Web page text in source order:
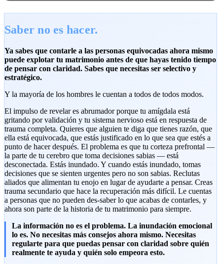
Saber no es hacer.
Ya sabes que contarle a las personas equivocadas ahora mismo
puede explotar tu matrimonio antes de que hayas tenido tiempo
de pensar con claridad. Sabes que necesitas ser selectivo y
estratégico.
Y la mayoría de los hombres le cuentan a todos de todos modos.
El impulso de revelar es abrumador porque tu amígdala está
gritando por validación y tu sistema nervioso está en respuesta de
trauma completa. Quieres que alguien te diga que tienes razón, que
ella está equivocada, que estás justificado en lo que sea que estés a
punto de hacer después. El problema es que tu corteza prefrontal —
la parte de tu cerebro que toma decisiones sabias — está
desconectada. Estás inundado. Y cuando estás inundado, tomas
decisiones que se sienten urgentes pero no son sabias. Reclutas
aliados que alimentan tu enojo en lugar de ayudarte a pensar. Creas
trauma secundario que hace la recuperación más difícil. Le cuentas
a personas que no pueden des-saber lo que acabas de contarles, y
ahora son parte de la historia de tu matrimonio para siempre.
La información no es el problema. La inundación emocional
lo es. No necesitas más consejos ahora mismo. Necesitas
regularte para que puedas pensar con claridad sobre quién
realmente te ayuda y quién solo empeora esto.